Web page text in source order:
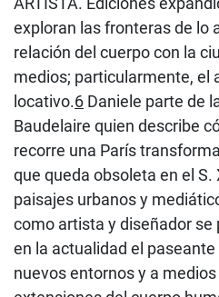
exploran las fronteras de lo
relación del cuerpo con la
medios; particularmente, el
locativo.6 Daniele parte de
Baudelaire quien describe
recorre una París
que queda obsoleta en el
paisajes urbanos y
como artista y diseñador
en la actualidad el
nuevos entornos y a